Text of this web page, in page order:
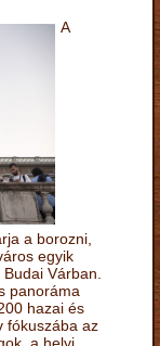
A
a borozni,
egyik
Várban.
panoráma
hazai és
fókuszába az